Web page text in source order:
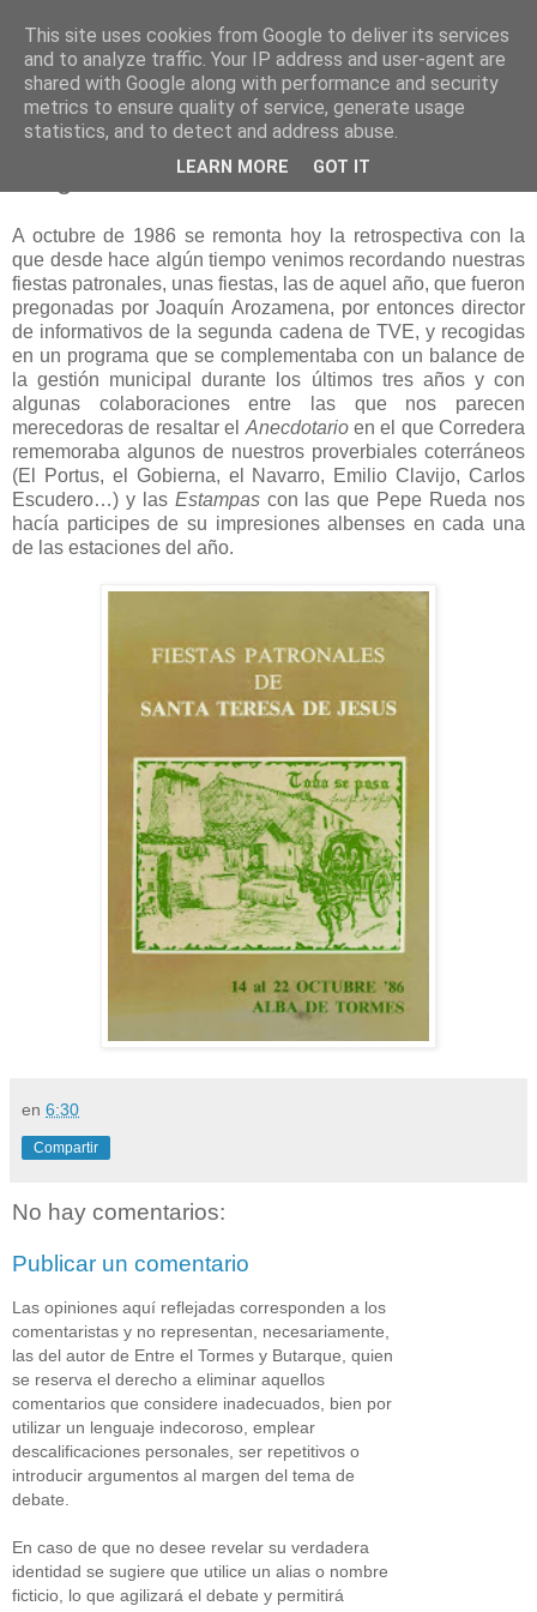
Programa de fiestas 1986
A octubre de 1986 se remonta hoy la retrospectiva con la
que desde hace algún tiempo venimos recordando nuestras
fiestas patronales, unas fiestas, las de aquel año, que fueron
pregonadas por Joaquín Arozamena, por entonces director
de informativos de la segunda cadena de TVE, y recogidas
en un programa que se complementaba con un balance de
la gestión municipal durante los últimos tres años y con
algunas colaboraciones entre las que nos parecen
merecedoras de resaltar el Anecdotario en el que Corredera
rememoraba algunos de nuestros proverbiales coterráneos
(El Portus, el Gobierna, el Navarro, Emilio Clavijo, Carlos
Escudero…) y las Estampas con las que Pepe Rueda nos
hacía participes de su impresiones albenses en cada una
de las estaciones del año.
en 6:30
Compartir
No hay comentarios:
Publicar un comentario
Las opiniones aquí reflejadas corresponden a los
comentaristas y no representan, necesariamente,
las del autor de Entre el Tormes y Butarque, quien
se reserva el derecho a eliminar aquellos
comentarios que considere inadecuados, bien por
utilizar un lenguaje indecoroso, emplear
descalificaciones personales, ser repetitivos o
introducir argumentos al margen del tema de
debate.
En caso de que no desee revelar su verdadera
identidad se sugiere que utilice un alias o nombre
ficticio, lo que agilizará el debate y permitirá
This site uses cookies from Google to deliver its services
and to analyze traffic. Your IP address and user-agent are
shared with Google along with performance and security
metrics to ensure quality of service, generate usage
statistics, and to detect and address abuse.
LEARN MORE GOT IT